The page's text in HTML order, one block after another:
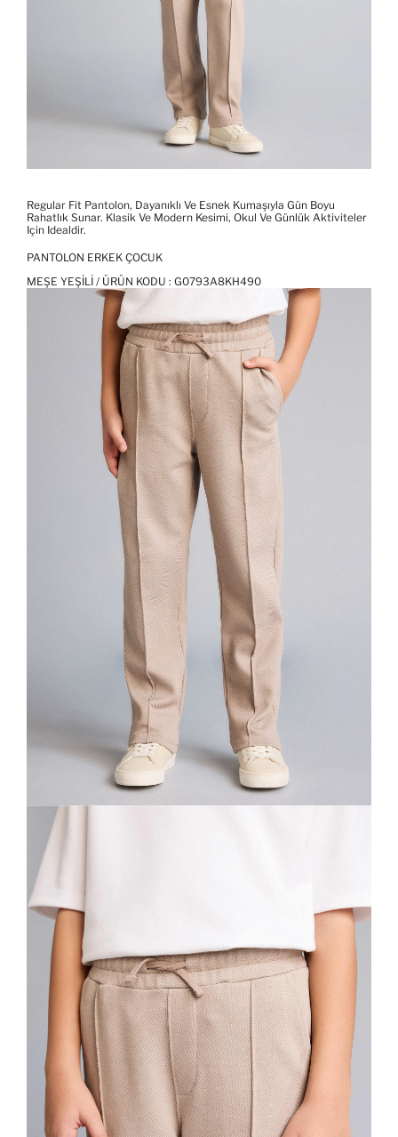
Regular Fit Pantolon, Dayanıklı Ve Esnek Kumaşıyla Gün Boyu
Rahatlık Sunar. Klasik Ve Modern Kesimi, Okul Ve Günlük Aktiviteler
Için Idealdir.
PANTOLON ERKEK ÇOCUK
MEŞE YEŞILI / ÜRÜN KODU : G0793A8KH490